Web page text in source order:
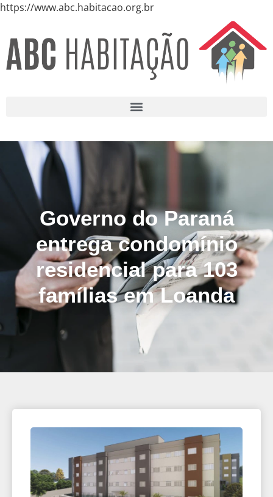
https://www.abc.habitacao.org.br
Governo do Paraná
entrega condomínio
residencial para 103
famílias em Loanda